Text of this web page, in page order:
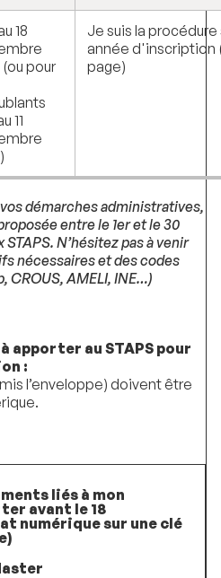
18
pour
11
Je suis la
année d'inscription
page)
démarches administratives,
entre le 1er et le 30
N’hésitez pas à venir
nécessaires et des codes
CROUS, AMELI, INE…)
au STAPS pour
:
l’enveloppe) doivent être
liés à mon
avant le 18
numériquesur une clé